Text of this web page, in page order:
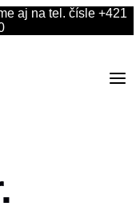
aj na tel. čísle +421